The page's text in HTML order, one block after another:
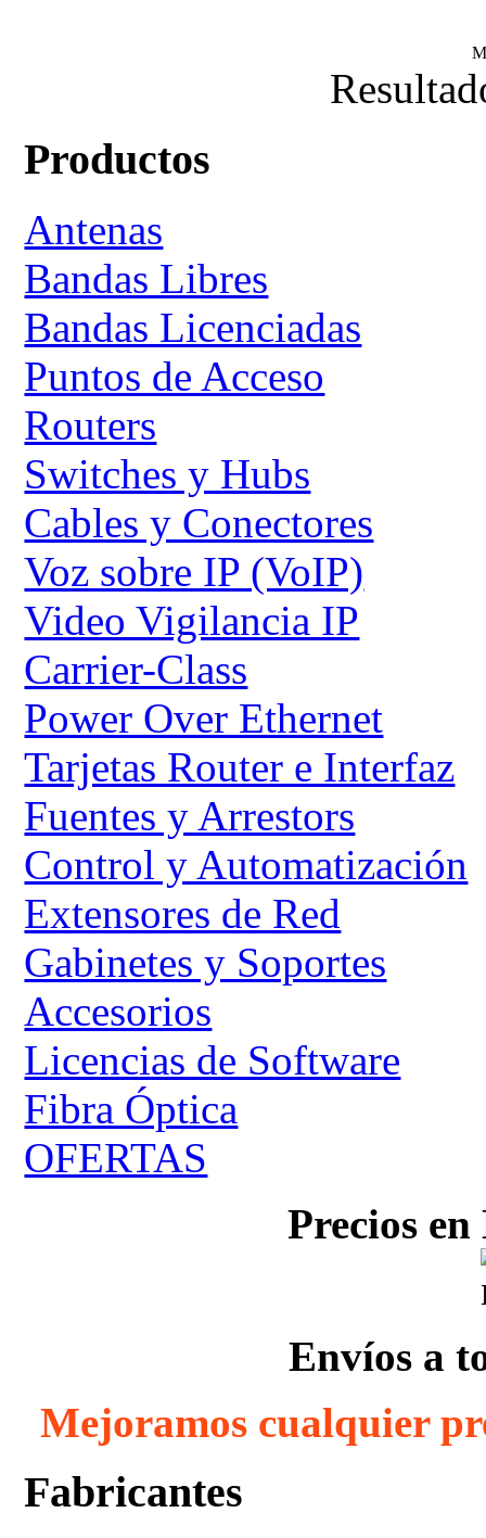
Productos
Antenas
Bandas Libres
Bandas Licenciadas
Puntos de Acceso
Routers
Switches y Hubs
Cables y Conectores
Voz sobre IP (VoIP)
Video Vigilancia IP
Carrier-Class
Power Over Ethernet
Tarjetas Router e Interfaz
Fuentes y Arrestors
Control y Automatización
Extensores de Red
Gabinetes y Soportes
Accesorios
Licencias de Software
Fibra Óptica
OFERTAS
Precios
Envíos a
Mejoramos cualquier
Fabricantes